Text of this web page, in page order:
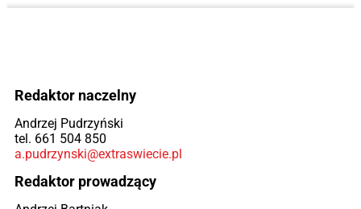
Redaktor naczelny
Andrzej Pudrzyński
tel. 661 504 850
a.pudrzynski@extraswiecie.pl
Redaktor prowadzący